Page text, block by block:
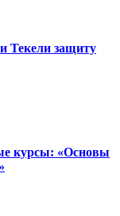
Текели защиту
курсы: «Основы